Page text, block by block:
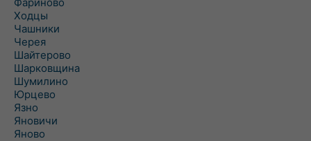
Ходцы
Чашники
Черея
Шайтерово
Шарковщина
Шумилино
Юрцево
Язно
Яновичи
Яново